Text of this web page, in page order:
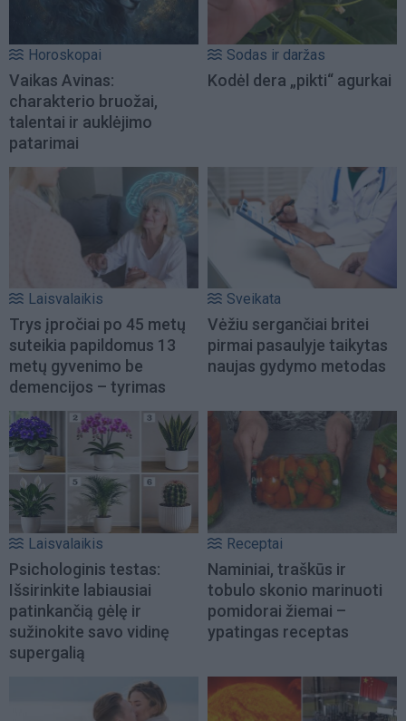
Horoskopai
Vaikas Avinas:
charakterio bruožai,
talentai ir auklėjimo
patarimai
Sodas ir daržas
Kodėl dera „pikti“ agurkai
Laisvalaikis
Trys įpročiai po 45 metų
suteikia papildomus 13
metų gyvenimo be
demencijos – tyrimas
Sveikata
Vėžiu sergančiai britei
pirmai pasaulyje taikytas
naujas gydymo metodas
Laisvalaikis
Psichologinis testas:
Išsirinkite labiausiai
patinkančią gėlę ir
sužinokite savo vidinę
supergalią
Receptai
Naminiai, traškūs ir
tobulo skonio marinuoti
pomidorai žiemai –
ypatingas receptas